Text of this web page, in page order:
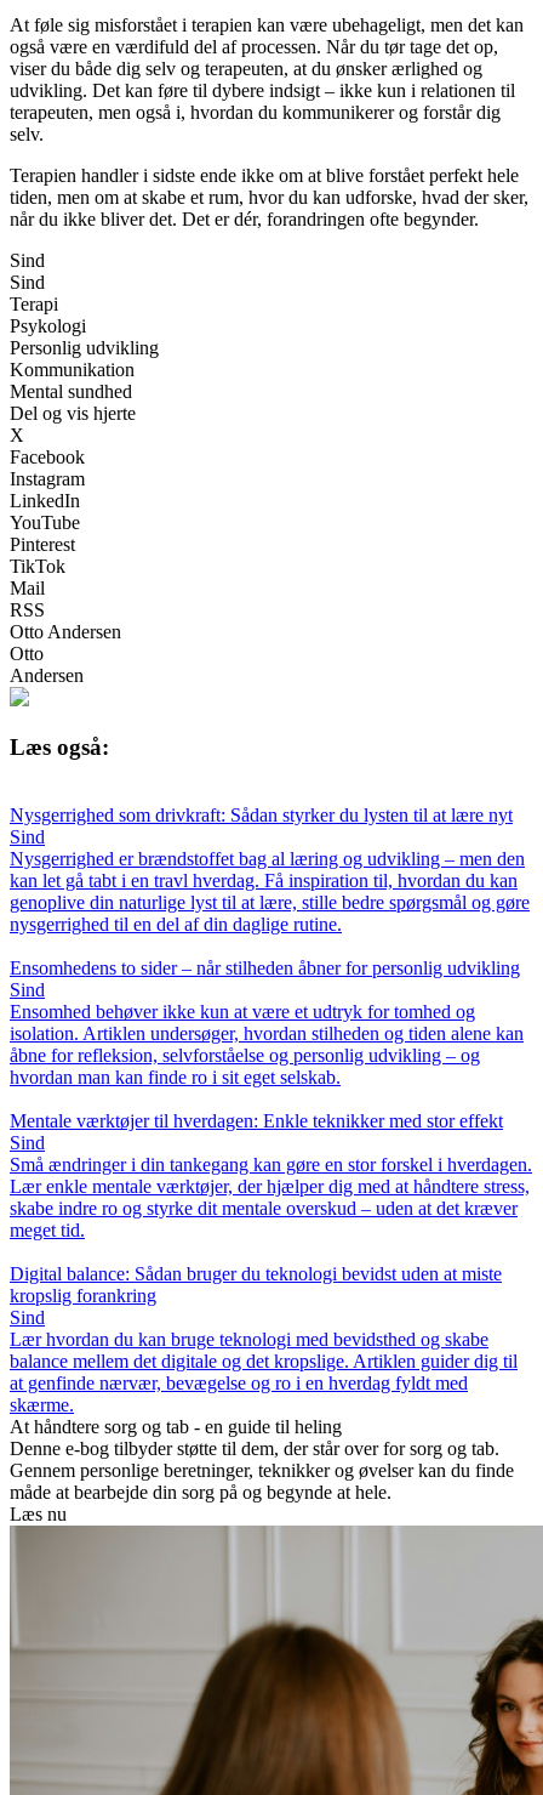
At føle sig misforstået i terapien kan være ubehageligt, men det kan
også være en værdifuld del af processen. Når du tør tage det op,
viser du både dig selv og terapeuten, at du ønsker ærlighed og
udvikling. Det kan føre til dybere indsigt – ikke kun i relationen til
terapeuten, men også i, hvordan du kommunikerer og forstår dig
selv.
Terapien handler i sidste ende ikke om at blive forstået perfekt hele
tiden, men om at skabe et rum, hvor du kan udforske, hvad der sker,
når du ikke bliver det. Det er dér, forandringen ofte begynder.
Sind
Sind
Terapi
Psykologi
Personlig udvikling
Kommunikation
Mental sundhed
Del og vis hjerte
X
Facebook
Instagram
LinkedIn
YouTube
Pinterest
TikTok
Mail
RSS
Otto Andersen
Otto
Andersen
Læs også:
Nysgerrighed som drivkraft: Sådan styrker du lysten til at lære nyt
Sind
Nysgerrighed er brændstoffet bag al læring og udvikling – men den
kan let gå tabt i en travl hverdag. Få inspiration til, hvordan du kan
genoplive din naturlige lyst til at lære, stille bedre spørgsmål og gøre
nysgerrighed til en del af din daglige rutine.
Ensomhedens to sider – når stilheden åbner for personlig udvikling
Sind
Ensomhed behøver ikke kun at være et udtryk for tomhed og
isolation. Artiklen undersøger, hvordan stilheden og tiden alene kan
åbne for refleksion, selvforståelse og personlig udvikling – og
hvordan man kan finde ro i sit eget selskab.
Mentale værktøjer til hverdagen: Enkle teknikker med stor effekt
Sind
Små ændringer i din tankegang kan gøre en stor forskel i hverdagen.
Lær enkle mentale værktøjer, der hjælper dig med at håndtere stress,
skabe indre ro og styrke dit mentale overskud – uden at det kræver
meget tid.
Digital balance: Sådan bruger du teknologi bevidst uden at miste
kropslig forankring
Sind
Lær hvordan du kan bruge teknologi med bevidsthed og skabe
balance mellem det digitale og det kropslige. Artiklen guider dig til
at genfinde nærvær, bevægelse og ro i en hverdag fyldt med
skærme.
At håndtere sorg og tab - en guide til heling
Denne e-bog tilbyder støtte til dem, der står over for sorg og tab.
Gennem personlige beretninger, teknikker og øvelser kan du finde
måde at bearbejde din sorg på og begynde at hele.
Læs nu